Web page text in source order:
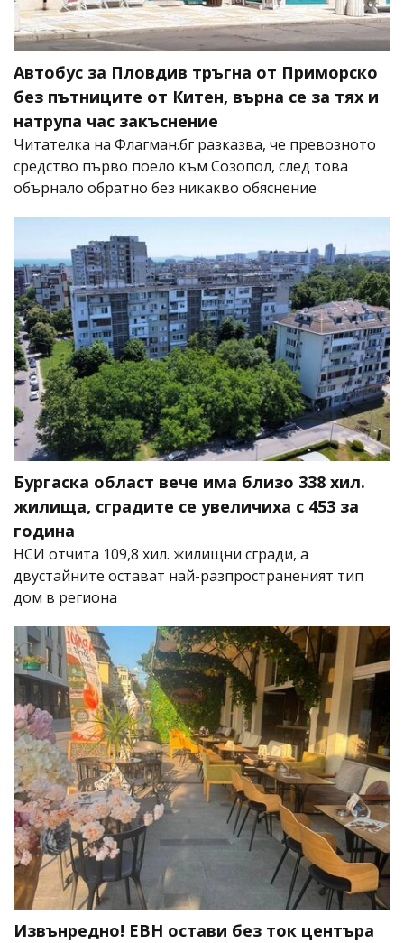
Автобус за Пловдив тръгна от Приморско
без пътниците от Китен, върна се за тях и
натрупа час закъснение
Читателка на Флагман.бг разказва, че превозното
средство първо поело към Созопол, след това
обърнало обратно без никакво обяснение
Бургаска област вече има близо 338 хил.
жилища, сградите се увеличиха с 453 за
година
НСИ отчита 109,8 хил. жилищни сгради, а
двустайните остават най-разпространеният тип
дом в региона
Извънредно! ЕВН остави без ток центъра